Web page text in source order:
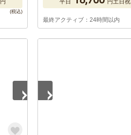
最終アクティブ：24時間以内